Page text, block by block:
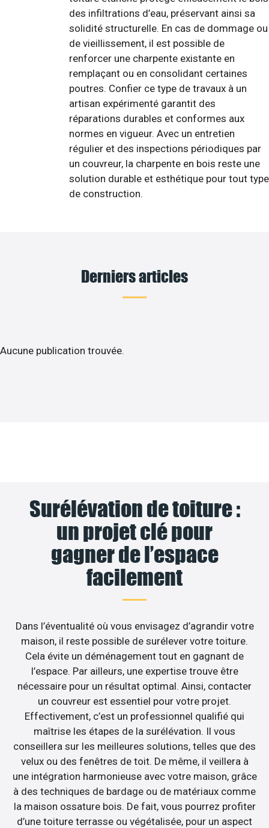
des infiltrations d’eau, préservant ainsi sa
solidité structurelle. En cas de dommage ou
de vieillissement, il est possible de
renforcer une charpente existante en
remplaçant ou en consolidant certaines
poutres. Confier ce type de travaux à un
artisan expérimenté garantit des
réparations durables et conformes aux
normes en vigueur. Avec un entretien
régulier et des inspections périodiques par
un couvreur, la charpente en bois reste une
solution durable et esthétique pour tout type
de construction.
Derniers articles
Aucune publication trouvée.
Surélévation de toiture :
un projet clé pour
gagner de l’espace
facilement
Dans l’éventualité où vous envisagez d’agrandir votre
maison, il reste possible de surélever votre toiture.
Cela évite un déménagement tout en gagnant de
l’espace. Par ailleurs, une expertise trouve être
nécessaire pour un résultat optimal. Ainsi, contacter
un couvreur est essentiel pour votre projet.
Effectivement, c’est un professionnel qualifié qui
maîtrise les étapes de la surélévation. Il vous
conseillera sur les meilleures solutions, telles que des
velux ou des fenêtres de toit. De même, il veillera à
une intégration harmonieuse avec votre maison, grâce
à des techniques de bardage ou de matériaux comme
la maison ossature bois. De fait, vous pourrez profiter
d’une toiture terrasse ou végétalisée, pour un aspect